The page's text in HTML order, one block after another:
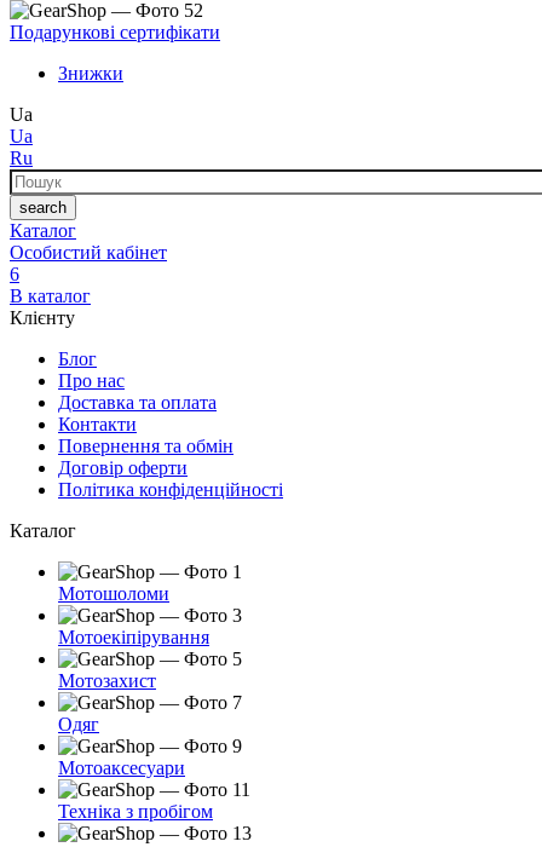
Подарункові сертифікати
Знижки
Ua
Ua
Ru
Пошук
search
Каталог
Особистий кабінет
6
В каталог
Клієнту
Блог
Про нас
Доставка та оплата
Контакти
Повернення та обмін
Договір оферти
Політика конфіденційності
Каталог
Мотошоломи
Мотоекіпірування
Мотозахист
Одяг
Мотоаксесуари
Техніка з пробігом